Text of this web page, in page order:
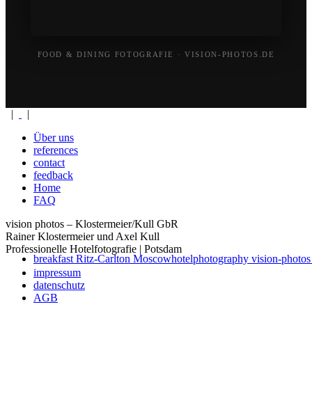
breakfast Ritz-Carlton Moscowhotelphotography vision-
FOOD & DINING FOTOGRAFIE · VISION-PHOTOS.DE
|
|
Über uns
references
contact
feedback
Home
FAQ
vision photos – Klostermeier/Kull GbR
Rainer Klostermeier und Axel Kull
Professionelle Hotelfotografie | Potsdam
impressum
datenschutz
AGB